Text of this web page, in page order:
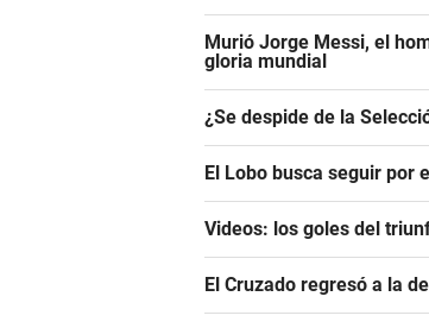
Murió Jorge Messi, el
gloria mundial
¿Se despide de la
El Lobo busca seguir por
Videos: los goles del
El Cruzado regresó a la